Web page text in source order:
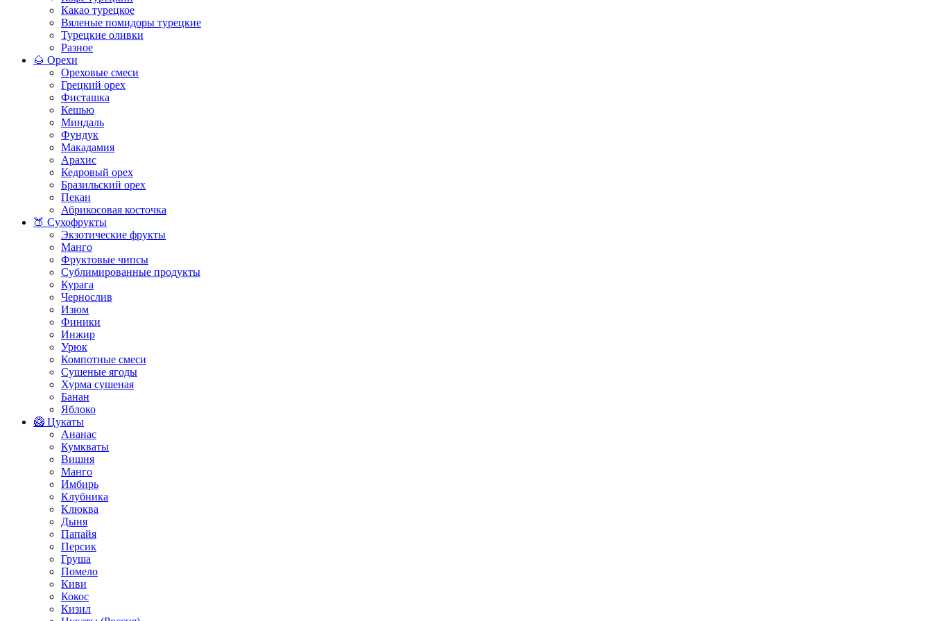
Какао турецкое
Вяленые помидоры турецкие
Турецкие оливки
Разное
🌰 Орехи
Ореховые смеси
Грецкий орех
Фисташка
Кешью
Миндаль
Фундук
Макадамия
Арахис
Кедровый орех
Бразильский орех
Пекан
Абрикосовая косточка
🍑 Сухофрукты
Экзотические фрукты
Манго
Фруктовые чипсы
Сублимированные продукты
Курага
Чернослив
Изюм
Финики
Инжир
Урюк
Компотные смеси
Сушеные ягоды
Хурма сушеная
Банан
Яблоко
🥝 Цукаты
Ананас
Кумкваты
Вишня
Манго
Имбирь
Клубника
Клюква
Дыня
Папайя
Персик
Груша
Помело
Киви
Кокос
Кизил